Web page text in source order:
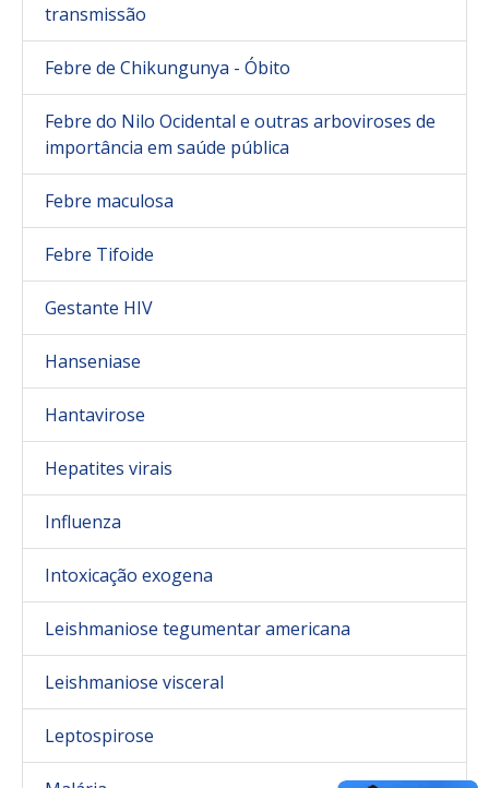
transmissão
Febre de Chikungunya - Óbito
Febre do Nilo Ocidental e outras arboviroses de
importância em saúde pública
Febre maculosa
Febre Tifoide
Gestante HIV
Hanseniase
Hantavirose
Hepatites virais
Influenza
Intoxicação exogena
Leishmaniose tegumentar americana
Leishmaniose visceral
Leptospirose